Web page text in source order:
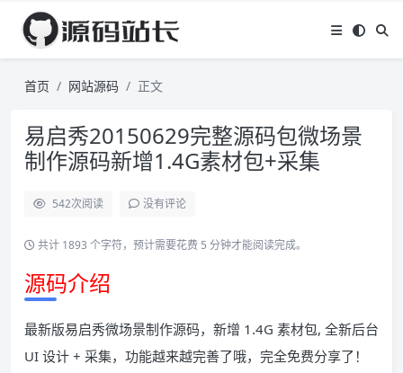
首页 网站源码 正文
易启秀20150629完整源码包微场景
制作源码新增1.4G素材包+采集
542次阅读 没有评论
共计 1893 个字符，预计需要花费 5 分钟才能阅读完成。
源码介绍
最新版易启秀微场景制作源码，新增 1.4G 素材包, 全新后台
UI 设计 + 采集，功能越来越完善了哦，完全免费分享了！